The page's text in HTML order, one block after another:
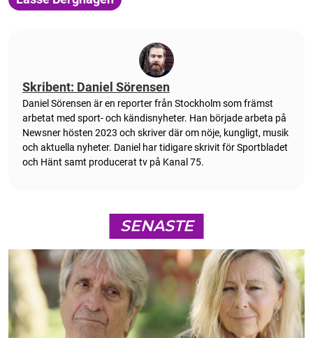
Skribent: Daniel Sörensen
Daniel Sörensen är en reporter från Stockholm som främst
arbetat med sport- och kändisnyheter. Han började arbeta på
Newsner hösten 2023 och skriver där om nöje, kungligt, musik
och aktuella nyheter. Daniel har tidigare skrivit för Sportbladet
och Hänt samt producerat tv på Kanal 75.
SENASTE